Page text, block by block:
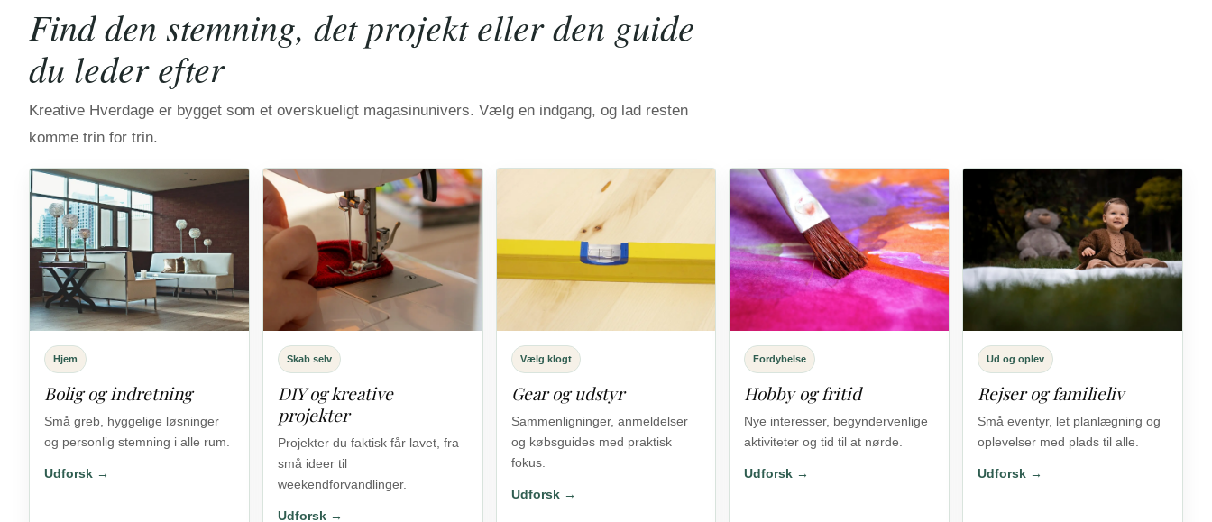
Find den stemning, det projekt eller den guide
du leder efter
Kreative Hverdage er bygget som et overskueligt magasinunivers. Vælg en indgang, og lad resten
komme trin for trin.
Hjem
Bolig og indretning
Små greb, hyggelige løsninger
og personlig stemning i alle rum.
Udforsk →
Skab selv
DIY og kreative
projekter
Projekter du faktisk får lavet, fra
små ideer til
weekendforvandlinger.
Udforsk →
Vælg klogt
Gear og udstyr
Sammenligninger, anmeldelser
og købsguides med praktisk
fokus.
Udforsk →
Fordybelse
Hobby og fritid
Nye interesser, begyndervenlige
aktiviteter og tid til at nørde.
Udforsk →
Ud og oplev
Rejser og familieliv
Små eventyr, let planlægning og
oplevelser med plads til alle.
Udforsk →